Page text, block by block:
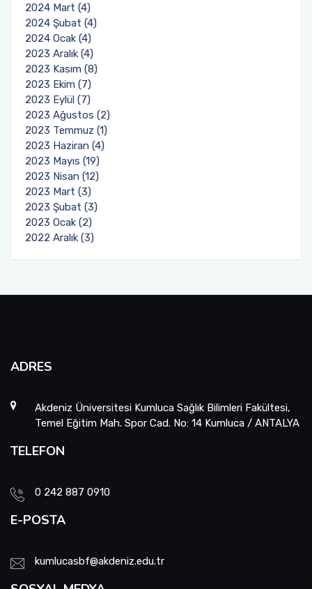
2024 Mart (4)
2024 Şubat (4)
2024 Ocak (4)
2023 Aralık (4)
2023 Kasım (8)
2023 Ekim (7)
2023 Eylül (7)
2023 Ağustos (2)
2023 Temmuz (1)
2023 Haziran (4)
2023 Mayıs (19)
2023 Nisan (12)
2023 Mart (3)
2023 Şubat (3)
2023 Ocak (2)
2022 Aralık (3)
ADRES
Akdeniz Üniversitesi Kumluca Sağlık Bilimleri Fakültesi,
Temel Eğitim Mah. Spor Cad. No: 14 Kumluca / ANTALYA
TELEFON
0 242 887 0910
E-POSTA
kumlucasbf@akdeniz.edu.tr